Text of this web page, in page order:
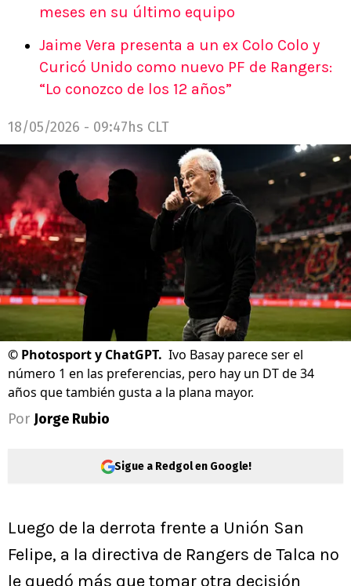
meses en su último equipo
Jaime Vera presenta a un ex Colo Colo y
Curicó Unido como nuevo PF de Rangers:
“Lo conozco de los 12 años”
18/05/2026 - 09:47hs CLT
© Photosport y ChatGPT. Ivo Basay parece ser el
número 1 en las preferencias, pero hay un DT de 34
años que también gusta a la plana mayor.
Por Jorge Rubio
Sigue a Redgol en Google!
Luego de la derrota frente a Unión San
Felipe, a la directiva de Rangers de Talca no
le quedó más que tomar otra decisión